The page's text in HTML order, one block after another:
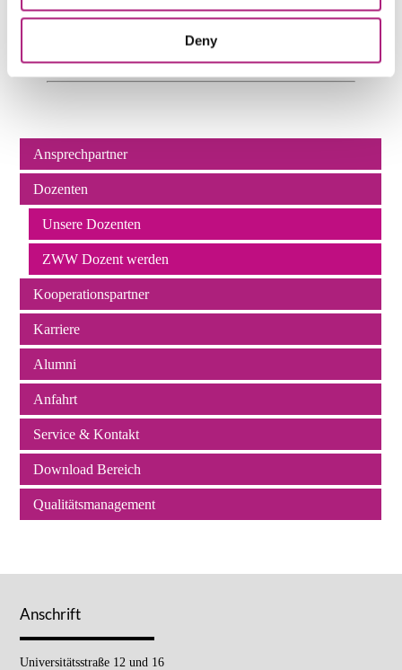
Deny
Qualitätsmanager DGQ
Mitglied im Verein Deutscher Ingenieure (VDI)
Navigation
überspringen
Ansprechpartner
Dozenten
Unsere Dozenten
ZWW Dozent werden
Kooperationspartner
Karriere
Alumni
Anfahrt
Service & Kontakt
Download Bereich
Qualitätsmanagement
Anschrift
Universitätsstraße 12 und 16